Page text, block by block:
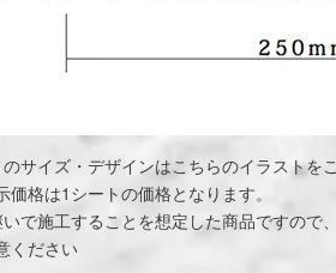
サイズ・デザインはこちらのイラストを
価格は1シートの価格となります。
で施工することを想定した商品ですので
ください